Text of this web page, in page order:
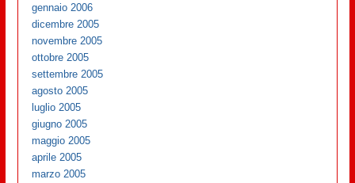
gennaio 2006
dicembre 2005
novembre 2005
ottobre 2005
settembre 2005
agosto 2005
luglio 2005
giugno 2005
maggio 2005
aprile 2005
marzo 2005